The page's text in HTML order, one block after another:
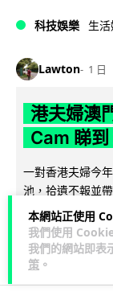
本網站正使用
我們使用
我們的網站即表
策 。
科技娛樂 生
Lawton 1 日
港夫婦澳
Cam 睇
一對香港夫婦今
池，拾遺不報並
次入境澳門時，
506 73 ↗